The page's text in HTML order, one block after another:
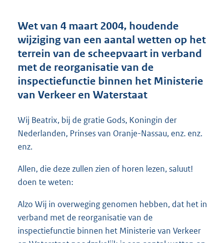
n
d
s
g
o
o
t
:
2
b
Wet van 4 maart 2004, houdende
wijziging van een aantal wetten op het
terrein van de scheepvaart in verband
met de reorganisatie van de
inspectiefunctie binnen het Ministerie
van Verkeer en Waterstaat
Wij Beatrix, bij de gratie Gods, Koningin der
Nederlanden, Prinses van Oranje-Nassau, enz. enz.
enz.
Allen, die deze zullen zien of horen lezen, saluut!
doen te weten:
Alzo Wij in overweging genomen hebben, dat het in
verband met de reorganisatie van de
inspectiefunctie binnen het Ministerie van Verkeer